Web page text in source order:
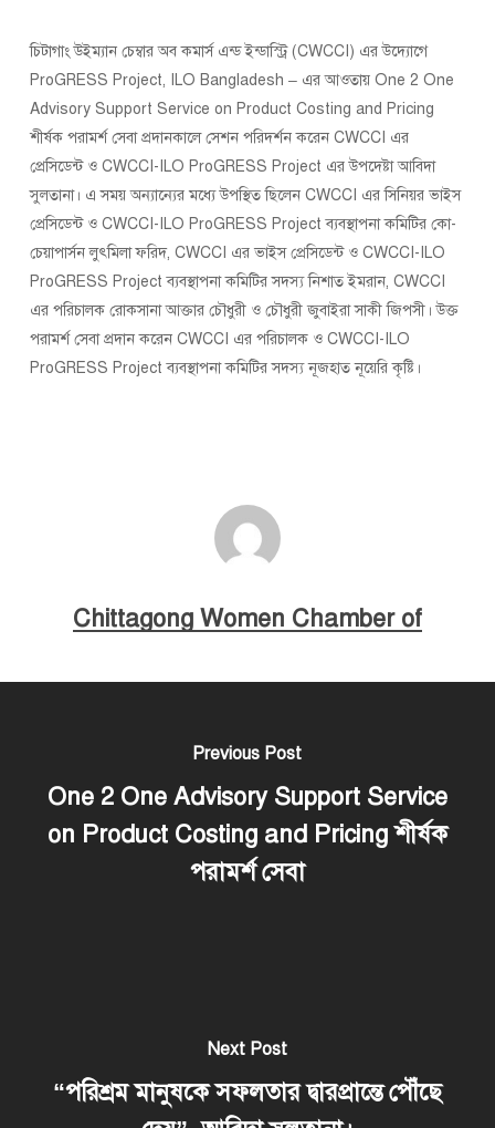
চিটাগাং উইম্যান চেম্বার অব কমার্স এন্ড ইন্ডাস্ট্রি (CWCCI) এর উদ্যোগে
ProGRESS Project, ILO Bangladesh – এর আওতায় One 2 One
Advisory Support Service on Product Costing and Pricing
শীর্ষক পরামর্শ সেবা প্রদানকালে সেশন পরিদর্শন করেন CWCCI এর
প্রেসিডেন্ট ও CWCCI-ILO ProGRESS Project এর উপদেষ্টা আবিদা
সুলতানা। এ সময় অন্যান্যের মধ্যে উপস্থিত ছিলেন CWCCI এর সিনিয়র ভাইস
প্রেসিডেন্ট ও CWCCI-ILO ProGRESS Project ব্যবস্থাপনা কমিটির কো-
চেয়াপার্সন লুৎমিলা ফরিদ, CWCCI এর ভাইস প্রেসিডেন্ট ও CWCCI-ILO
ProGRESS Project ব্যবস্থাপনা কমিটির সদস্য নিশাত ইমরান, CWCCI
এর পরিচালক রোকসানা আক্তার চৌধুরী ও চৌধুরী জুবাইরা সাকী জিপসী। উক্ত
পরামর্শ সেবা প্রদান করেন CWCCI এর পরিচালক ও CWCCI-ILO
ProGRESS Project ব্যবস্থাপনা কমিটির সদস্য নূজহাত নূয়েরি কৃষ্টি।
Chittagong Women Chamber of
Previous Post
One 2 One Advisory Support Service
on Product Costing and Pricing শীর্ষক
পরামর্শ সেবা
Next Post
“পরিশ্রম মানুষকে সফলতার দ্বারপ্রান্তে পৌঁছে